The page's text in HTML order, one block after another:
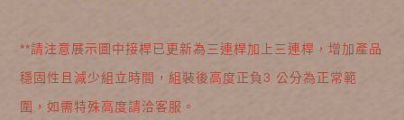
**請注意展示圖中接桿已更新為三連桿加上三連桿，增加產品
穩固性且減少組立時間，組裝後高度正負3 公分為正常範
圍，如需特殊高度請洽客服。